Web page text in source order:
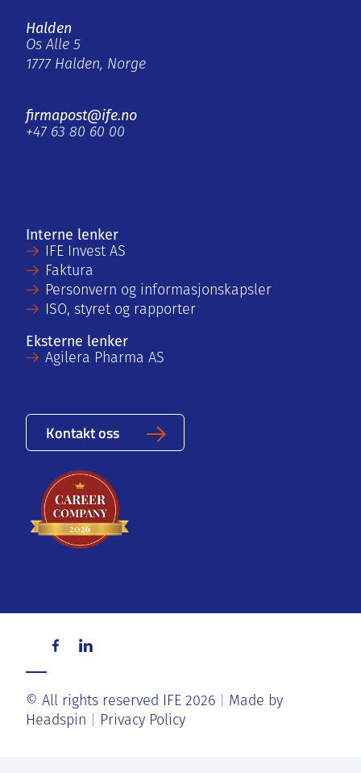
Halden
Os Alle 5
1777 Halden, Norge
firmapost@ife.no
+47 63 80 60 00
Interne lenker
IFE Invest AS
Faktura
Personvern og informasjonskapsler
ISO, styret og rapporter
Eksterne lenker
Agilera Pharma AS
Kontakt oss
© All rights reserved IFE 2026
Made by
Headspin
Privacy Policy